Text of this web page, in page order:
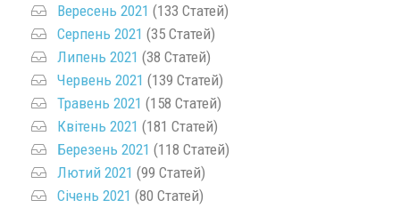
Вересень 2021 (133 Статей)
Серпень 2021 (35 Статей)
Липень 2021 (38 Статей)
Червень 2021 (139 Статей)
Травень 2021 (158 Статей)
Квітень 2021 (181 Статей)
Березень 2021 (118 Статей)
Лютий 2021 (99 Статей)
Січень 2021 (80 Статей)